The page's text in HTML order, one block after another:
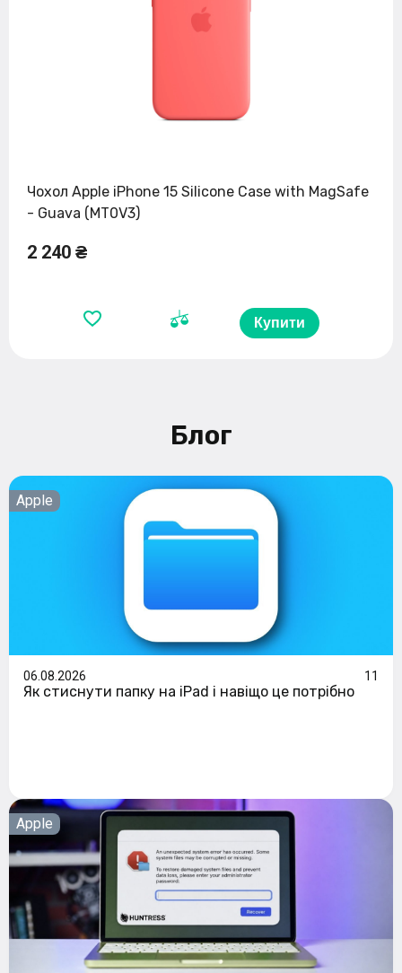
Чохол Apple iPhone 15 Silicone Case with MagSafe
- Guava (MT0V3)
2 240 ₴
Купити
Блог
Apple
06.08.2026 11
Як стиснути папку на iPad і навіщо це потрібно
Apple